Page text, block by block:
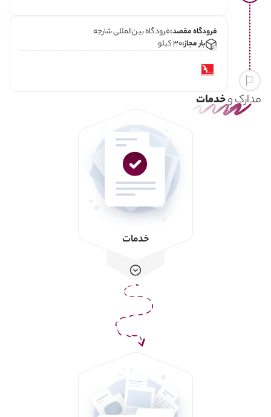
فرودگاه مقصد:فرودگاه بین‌المللی شارجه
بار مجاز:30 کیلو
مدارک وخدمات
خدمات